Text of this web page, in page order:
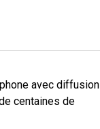
avec diffusion
centaines de